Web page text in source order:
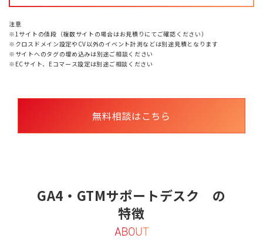
注意
※1サイトの値段（複数サイトの場合はお見積りにてご確認ください）
※クロスドメイン設定やCV以外のイベント計測などは別途見積となります
※サイトへのタグの埋め込みは別途ご相談ください
※ECサイト、Eコマース設定は別途ご相談ください
無料相談はこちら
GA4・GTMサポートデスク の
特徴